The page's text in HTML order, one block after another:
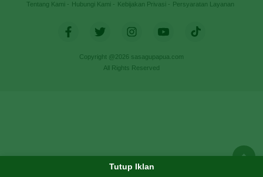
Tentang Kami Hubungi Kami Kebijakan Privasi Persyaratan Layanan
Copyright @2026 sasagupapua.com
All Rights Reserved
Tutup Iklan